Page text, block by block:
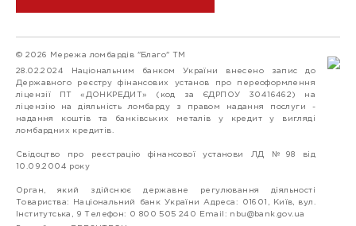
© 2026 Мережа ломбардів "Благо" ТМ
28.02.2024 Національним банком України внесено запис до
Державного реєстру фінансових установ про переоформлення
ліцензії ПТ «ДОНКРЕДИТ» (код за ЄДРПОУ 30416462) на
ліцензію на діяльність ломбарду з правом надання послуги -
надання коштів та банківських металів у кредит у вигляді
ломбардних кредитів.
Свідоцтво про реєстрацію фінансової установи ЛД №98 від
10.09.2004 року
Орган, який здійснює державне регулювання діяльності
Товариства: Національний банк України Адреса: 01601, Київ, вул.
Інститутська, 9 Телефон: 0 800 505 240 Email: nbu@bank.gov.ua